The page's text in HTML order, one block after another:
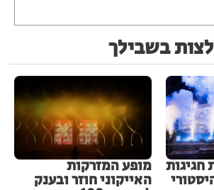
בשבילך
מופע המזרקות
האייקוני חוזר ובענק